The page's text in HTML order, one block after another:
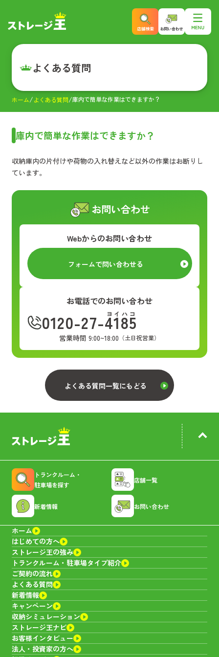
よくある質問
ホーム よくある質問 庫内で簡単な作業はできますか？
庫内で簡単な作業はできますか？
収納庫内の片付けや荷物の入れ替えなど以外の作業はお断りし
ています。
お問い合わせ
Webからのお問い合わせ
フォームで問い合わせる
お電話でのお問い合わせ
0120-27-4185
ヨイハコ
営業時間 9:00~18:00 （土日祝営業）
よくある質問一覧にもどる
トランクルーム・
駐車場を探す
店舗一覧
新着情報 お問い合わせ
ホーム
はじめての方へ
ストレージ王の強み
トランクルーム・ 駐車場タイプ紹介
ご契約の流れ
よくある質問
新着情報
キャンペーン
収納シミュレーション
ストレージ王ナビ
お客様インタビュー
法人・投資家の方へ